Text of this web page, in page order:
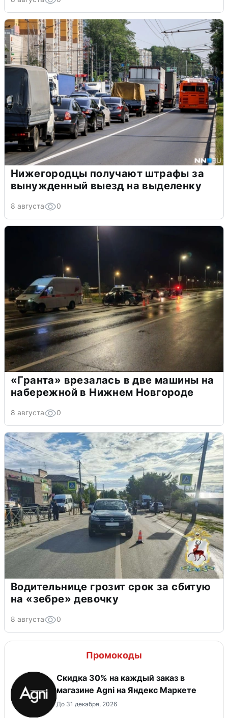
Нижегородцы получают штрафы за
вынужденный выезд на выделенку
8 августа 0
«Гранта» врезалась в две машины на
набережной в Нижнем Новгороде
8 августа 0
Водительнице грозит срок за сбитую
на «зебре» девочку
8 августа 0
Промокоды
Скидка 30% на каждый заказ в
магазине Agni на Яндекс Маркете
До 31 декабря, 2026